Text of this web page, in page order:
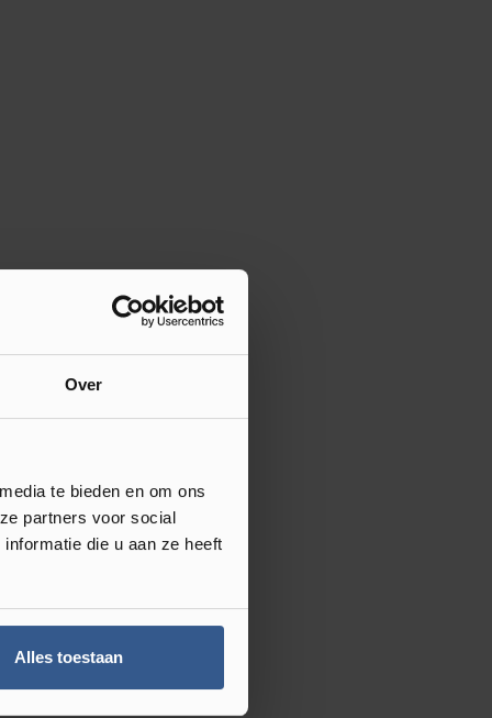
Over
te bieden en om ons
partners voor social
die u aan ze heeft
Alles toestaan